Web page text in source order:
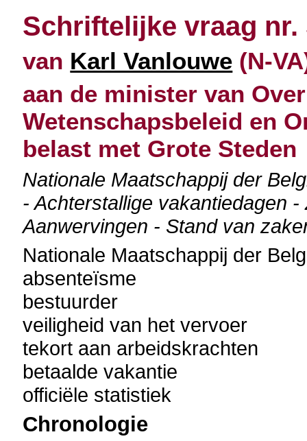
Schriftelijke vraag nr.
van Karl Vanlouwe (N-
aan de minister van
Wetenschapsbeleid en
belast met Grote Steden
Nationale Maatschappij der
- Achterstallige vakantiedagen
Aanwervingen - Stand van
Nationale Maatschappij der
absenteïsme
bestuurder
veiligheid van het vervoer
tekort aan arbeidskrachten
betaalde vakantie
officiële statistiek
Chronologie